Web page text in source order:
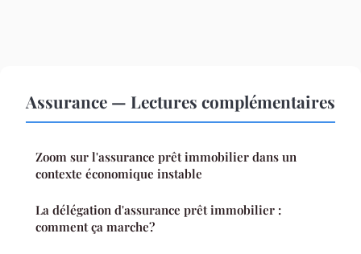
Assurance — Lectures complémentaires
Zoom sur l'assurance prêt immobilier dans un
contexte économique instable
La délégation d'assurance prêt immobilier :
comment ça marche?